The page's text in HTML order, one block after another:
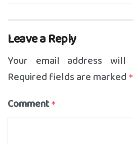
Leave a Reply
Your email address will
Required fields are marked *
Comment *